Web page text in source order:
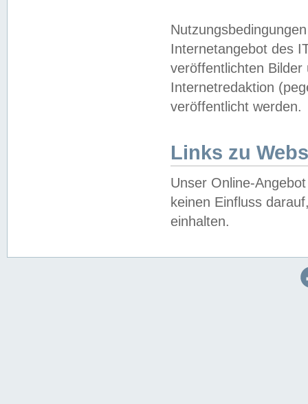
Internetangebot des
veröffentlichten
Internetredaktion
veröffentlicht werden.
Links zu
Unser Online-
keinen Einfluss
einhalten.